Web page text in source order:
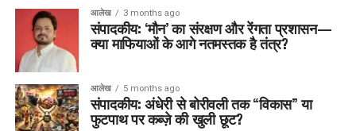
आलेख 3 months ago
संपादकीय: ‘मौन’ का संरक्षण और रेंगता प्रशासन—
क्या माफियाओं के आगे नतमस्तक है तंत्र?
आलेख 5 months ago
संपादकीय: अंधेरी से बोरीवली तक “विकास” या
फुटपाथ पर कब्ज़े की खुली छूट?